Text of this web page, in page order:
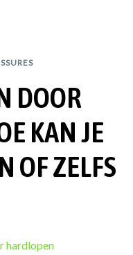
DOOR
KAN JE
OF ZELFS